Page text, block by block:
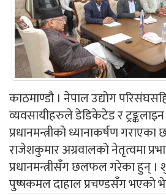
काठमाण्डौ । नेपाल उद्योग
व्यवसायीहरुले डेडिकेटेड र
प्रधानमन्त्रीको ध्यानाकर्षण
राजेशकुमार अग्रवालको नेतृत्वमा
प्रधानमन्त्रीसँग छलफल गरेका हुन् ।
पुष्षकमल दाहाल प्रचण्डसँग भएको